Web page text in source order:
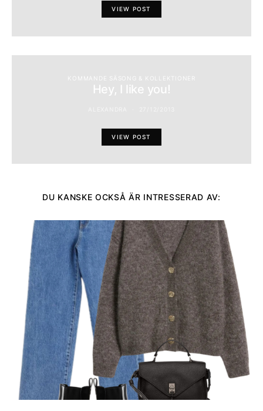
VIEW POST
KOMMANDE SÄSONG & KOLLEKTIONER
Hey, I like you!
VIEW POST
DU KANSKE OCKSÅ ÄR INTRESSERAD AV: